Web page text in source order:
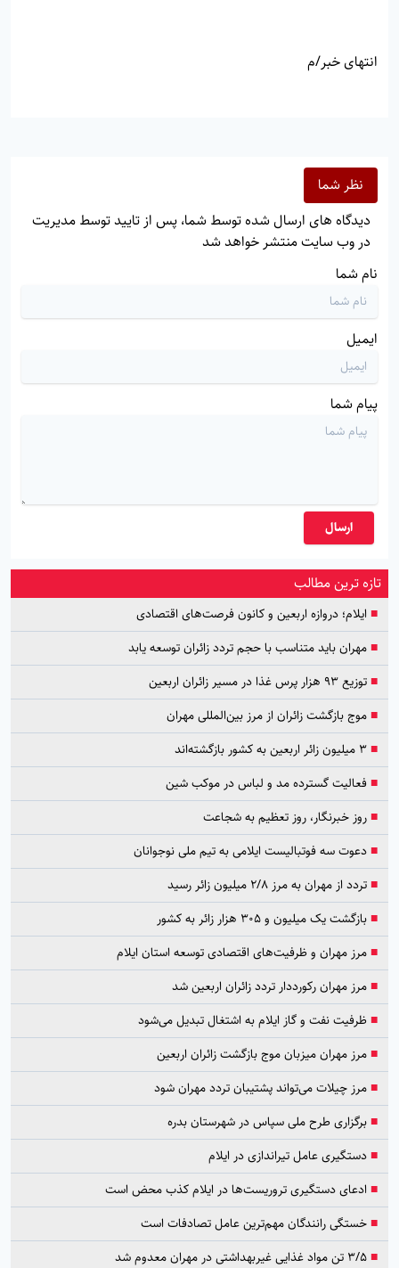
انتهای خبر/م
نظر شما
دیدگاه های ارسال شده توسط شما، پس از تایید توسط مدیریت
در وب سایت منتشر خواهد شد
نام شما
ایمیل
پیام شما
ارسال
تازه ترین مطالب
■ ایلام؛ دروازه اربعین و کانون فرصت‌های اقتصادی
■مهران باید متناسب با حجم تردد زائران توسعه یابد
■توزیع ۹۳ هزار پرس غذا در مسیر زائران اربعین
■موج بازگشت زائران از مرز بین‌المللی مهران
■۳ میلیون زائر اربعین به کشور بازگشته‌اند
■فعالیت گسترده مد و لباس در موکب شین
■روز خبرنگار، روز تعظیم به شجاعت
■دعوت سه فوتبالیست ایلامی به تیم ملی نوجوانان
■تردد از مهران به مرز ۲/۸ میلیون زائر رسید
■بازگشت یک میلیون و ۳۰۵ هزار زائر به کشور
■مرز مهران و ظرفیت‌های اقتصادی توسعه استان ایلام
■مرز مهران رکورددار تردد زائران اربعین شد
■ظرفیت نفت و گاز ایلام به اشتغال تبدیل می‌شود
■مرز مهران میزبان موج بازگشت زائران اربعین
■مرز چیلات می‌تواند پشتیبان تردد مهران شود
■برگزاری طرح ملی سپاس در شهرستان بدره
■دستگیری عامل تیراندازی در ایلام
■ ادعای دستگیری تروریست‌ها در ایلام کذب محض است
■خستگی رانندگان مهم‌ترین عامل تصادفات است
■۳/۵ تن مواد غذایی غیربهداشتی در مهران معدوم شد